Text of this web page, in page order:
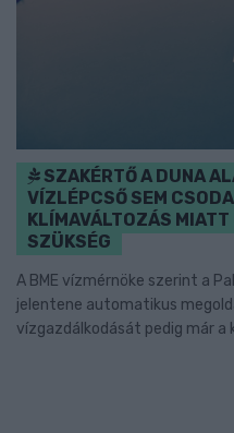
SZAKÉRTŐ A DUNA
VÍZLÉPCSŐ SEM
KLÍMAVÁLTOZÁS
SZÜKSÉG
A BME vízmérnöke szerint a
jelentene automatikus
vízgazdálkodását pedig már a